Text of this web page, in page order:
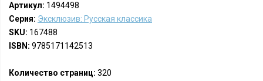
Артикул: 1494498
Серия: Эксклюзив: Русская классика
SKU: 167488
ISBN: 9785171142513
Количество страниц: 320